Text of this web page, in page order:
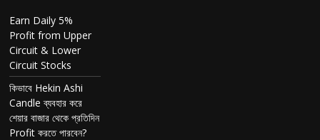
Earn Daily 5%
Profit from Upper
Circuit & Lower
Circuit Stocks
কিভাবে Hekin Ashi
Candle ব্যবহার করে
শেয়ার বাজার থেকে প্রতিদিন
Profit করতে পারবেন?